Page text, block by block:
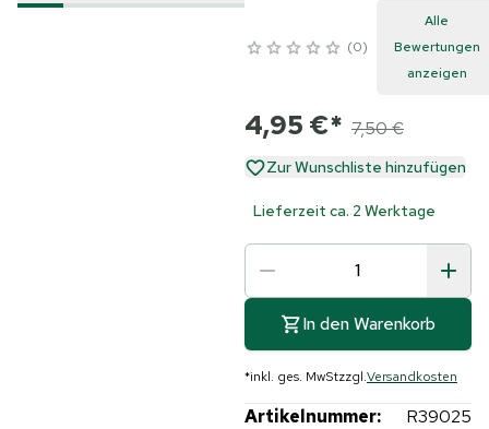
0
Alle
Bewertungen
anzeigen
4,95 €* 7,50 €
Zur Wunschliste hinzufügen
Lieferzeit ca. 2 Werktage
In den Warenkorb
*inkl. ges. MwStzzgl.Versandkosten
Artikelnummer: R39025